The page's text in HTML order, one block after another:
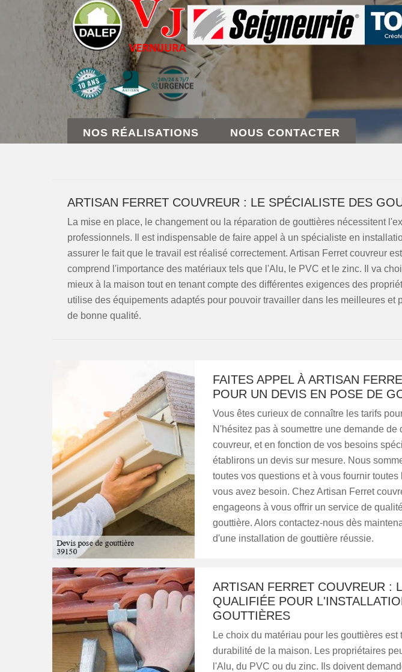
NOS RÉALISATIONS NOUS CONTACTER
ARTISAN FERRET COUVREUR : LE SPÉCIALISTE DES
La mise en place, le changement ou la réparation de gouttières nécessitent
professionnels. Il est indispensable de faire appel à un spécialiste en
assurer le fait que le travail est réalisé correctement. Artisan Ferret couvreur
comprend l'importance des matériaux tels que l'Alu, le PVC et le zinc. Il va
mieux à la maison tout en tenant compte des différentes exigences des
utilise des équipements adaptés pour pouvoir travailler dans les meilleures et
de bonne qualité.
FAITES APPEL À ARTISAN
POUR UN DEVIS EN POSE DE
Vous êtes curieux de connaître les tarifs
N'hésitez pas à soumettre une demande de
couvreur, et en fonction de vos besoins
établirons un devis sur mesure. Nous
toutes vos questions et à vous fournir
vous avez besoin. Chez Artisan Ferret
engageons à vous offrir un service de
gouttière. Alors contactez-nous dès
d'une installation de gouttière réussie.
ARTISAN FERRET COUVREUR :
QUALIFIÉE POUR
GOUTTIÈRES
Le choix du matériau pour les gouttières est
durabilité de la maison. Les propriétaires
l'Alu, du PVC ou du zinc. Ils doivent